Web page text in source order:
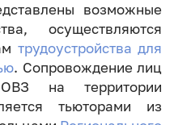
возможные
осуществляются
трудоустройства для
. Сопровождение лиц
на территории
тьюторами из